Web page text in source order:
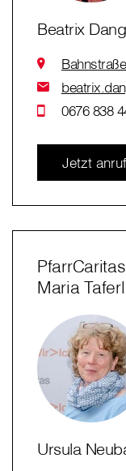
Beatrix
0676 838
Jetzt
Maria
Ursula